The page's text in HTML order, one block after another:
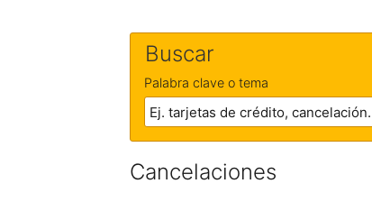
Buscar
Palabra clave o tema
Cancelaciones